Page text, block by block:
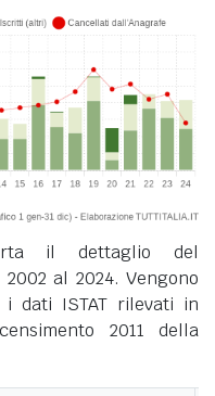
il dettaglio del
al 2024. Vengono
dati ISTAT rilevati in
2011 della